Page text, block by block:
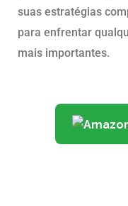
suas estratégias
para enfrentar
mais importantes.